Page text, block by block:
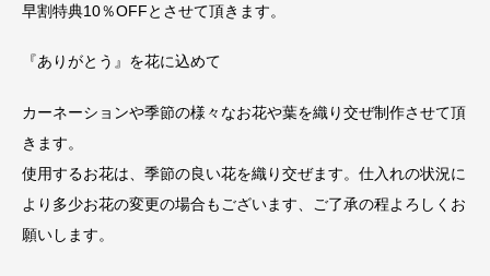
早割特典10％OFFとさせて頂きます。
『ありがとう』を花に込めて
カーネーションや季節の様々なお花や葉を織り交ぜ制作させて頂
きます。
使用するお花は、季節の良い花を織り交ぜます。仕入れの状況に
より多少お花の変更の場合もございます、ご了承の程よろしくお
願いします。